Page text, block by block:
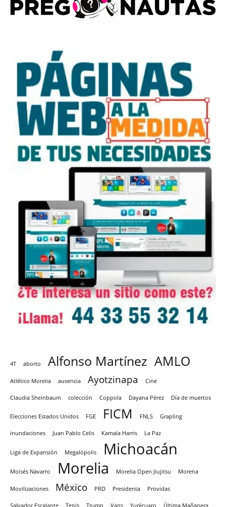
4T aborto Alfonso Martínez AMLO
Atlético Morelia ausencia Ayotzinapa Cine
Claudia Sheinbaum colección Coppola Dayana Pérez Día de muertos
Elecciones Estados Unidos FGE FICM FNLS Grapling
inundaciones Juan Pablo Celis Kamala Harris La Paz
Liga de Expansión Megalópolis Michoacán
Moisés Navarro Morelia Morelia Open Jiujitsu Morena
Movilizaciones México PRD Presidenta Providas
Salvador Escalante Tenis Trump Vans Yurécuaro Última Mañanera